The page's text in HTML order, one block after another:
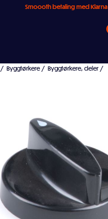
Smoooth betaling med Klarna
/ Byggtørkere / Byggtørkere, deler /